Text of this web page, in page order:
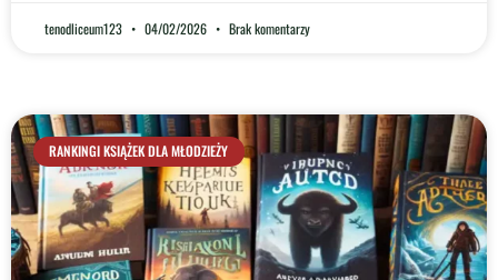
tenodliceum123 04/02/2026 Brak komentarzy
RANKINGI KSIĄŻEK DLA MŁODZIEŻY